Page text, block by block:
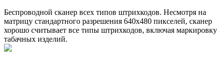
Беспроводной сканер всех типов штрихкодов. Несмотря на
матрицу стандартного разрешения 640х480 пикселей, сканер
хорошо считывает все типы штрихкодов, включая маркировку
табачных изделий.